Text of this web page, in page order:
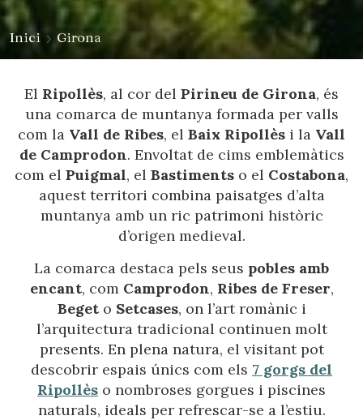
Inici Girona
El Ripollès, al cor del Pirineu de Girona, és
una comarca de muntanya formada per valls
com la Vall de Ribes, el Baix Ripollès i la Vall
de Camprodon. Envoltat de cims emblemàtics
com el Puigmal, el Bastiments o el Costabona,
aquest territori combina paisatges d’alta
muntanya amb un ric patrimoni històric
d’origen medieval.
La comarca destaca pels seus pobles amb
encant, com Camprodon, Ribes de Freser,
Begeto Setcases, on l’art romànic i
l’arquitectura tradicional continuen molt
presents. En plena natura, el visitant pot
descobrir espais únics com els 7 gorgs del
Ripollès o nombroses gorgues i piscines
naturals, ideals per refrescar-se a l’estiu.